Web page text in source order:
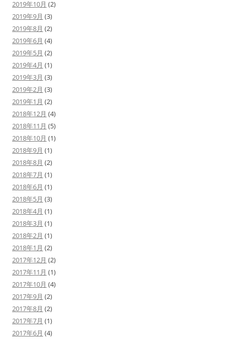
2019年10月 (2)
2019年9月 (3)
2019年8月 (2)
2019年6月 (4)
2019年5月 (2)
2019年4月 (1)
2019年3月 (3)
2019年2月 (3)
2019年1月 (2)
2018年12月 (4)
2018年11月 (5)
2018年10月 (1)
2018年9月 (1)
2018年8月 (2)
2018年7月 (1)
2018年6月 (1)
2018年5月 (3)
2018年4月 (1)
2018年3月 (1)
2018年2月 (1)
2018年1月 (2)
2017年12月 (2)
2017年11月 (1)
2017年10月 (4)
2017年9月 (2)
2017年8月 (2)
2017年7月 (1)
2017年6月 (4)